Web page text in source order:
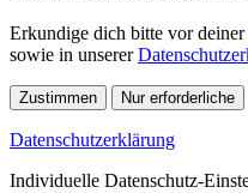
Erkundige dich bitte vor
sowie in unserer
Zustimmen Nur erforderliche
Datenschutzerklärung
Individuelle Datenschutz-